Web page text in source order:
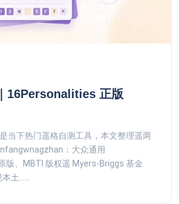
16Personalities 正版
当下热门遥格自测工具，本文整理遥两
：大众通用
版、MBTI 版权遥 Myers-Briggs 基金
土......